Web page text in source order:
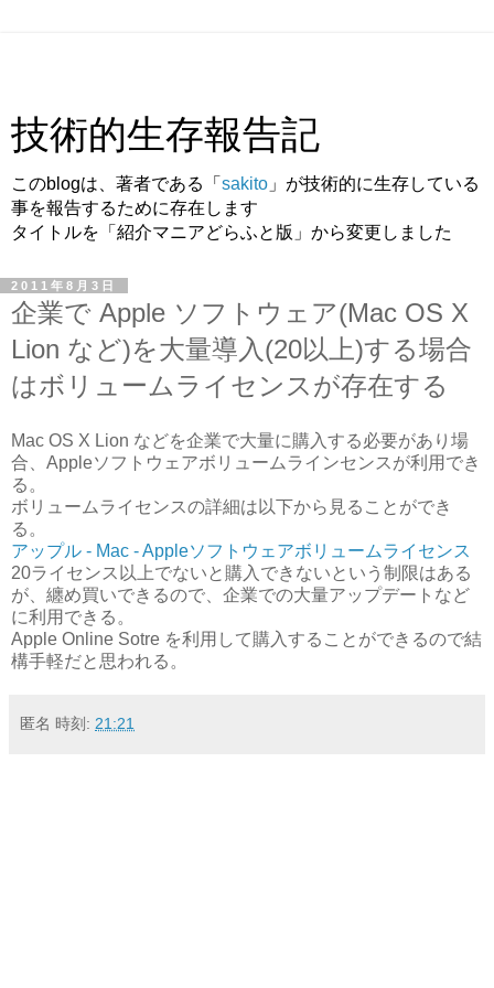
技術的生存報告記
このblogは、著者である「 sakito 」が技術的に生存している
事を報告するために存在します
タイトルを「紹介マニアどらふと版」から変更しました
2011年8月3日
企業で Apple ソフトウェア(Mac OS X
Lion など)を大量導入(20以上)する場合
はボリュームライセンスが存在する
Mac OS X Lion などを企業で大量に購入する必要があり場
合、Appleソフトウェアボリュームラインセンスが利用でき
る。
ボリュームライセンスの詳細は以下から見ることができ
る。
アップル - Mac - Appleソフトウェアボリュームライセンス
20ライセンス以上でないと購入できないという制限はある
が、纏め買いできるので、企業での大量アップデートなど
に利用できる。
Apple Online Sotre を利用して購入することができるので結
構手軽だと思われる。
匿名 時刻: 21:21